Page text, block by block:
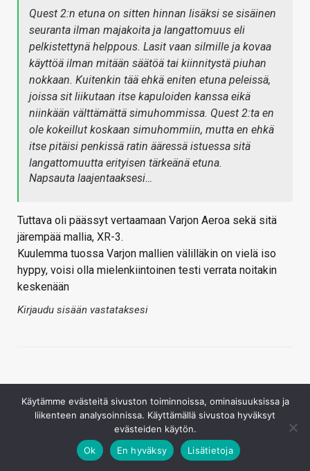
Quest 2:n etuna on sitten hinnan lisäksi se sisäinen
seuranta ilman majakoita ja langattomuus eli
pelkistettynä helppous. Lasit vaan silmille ja kovaa
käyttöä ilman mitään säätöä tai kiinnitystä piuhan
nokkaan. Kuitenkin tää ehkä eniten etuna peleissä,
joissa sit liikutaan itse kapuloiden kanssa eikä
niinkään välttämättä simuhommissa. Quest 2:ta en
ole kokeillut koskaan simuhommiin, mutta en ehkä
itse pitäisi penkissä ratin ääressä istuessa sitä
langattomuutta erityisen tärkeänä etuna.
Napsauta laajentaaksesi…
Tuttava oli päässyt vertaamaan Varjon Aeroa sekä sitä
järempää mallia, XR-3.
Kuulemma tuossa Varjon mallien välilläkin on vielä iso
hyppy, voisi olla mielenkiintoinen testi verrata noitakin
keskenään
Kirjaudu sisään vastataksesi
Fanboys Suck
Käytämme evästeitä sivuston toiminnoissa, ominaisuuksissa ja
liikenteen analysoinnissa. Käyttämällä sivustoa hyväksyt
evästeiden käytön.
Ok
En hyväksy Lisätietoja